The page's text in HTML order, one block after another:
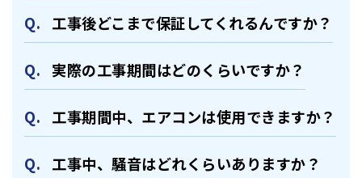
⼯事後どこまで保証してくれるんですか？
実際の⼯事期間はどのくらいですか？
⼯事期間中、エアコンは使⽤できますか？
⼯事中、騒⾳はどれくらいありますか？